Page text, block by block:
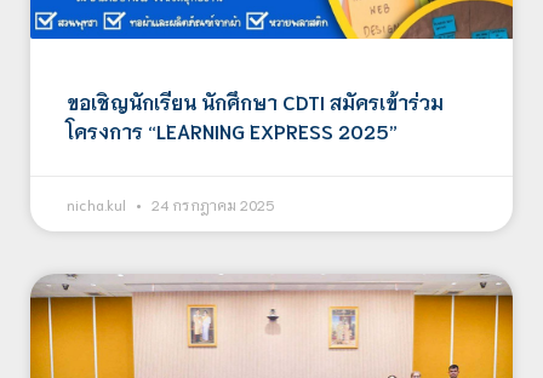
ขอเชิญนักเรียน นักศึกษา CDTI สมัครเข้าร่วม
โครงการ “LEARNING EXPRESS 2025”
nicha.kul 24 กรกฎาคม 2025